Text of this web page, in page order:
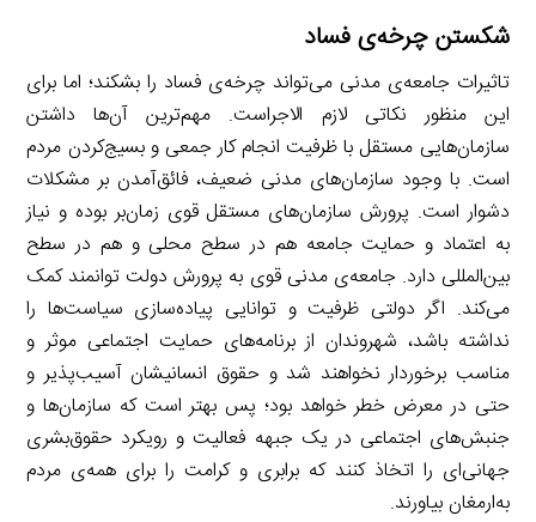
شکستن چرخه‌ی فساد
تاثیرات جامعه‌ی مدنی می‌تواند چرخه‌ی فساد را بشکند؛ اما برای
این منظور نکاتی لازم الاجراست. مهم‌ترین آن‌ها داشتن
سازمان‌هایی مستقل با ظرفیت انجام کار جمعی و بسیج‌کردن مردم
است. با وجود سازمان‌های مدنی ضعیف، فائق‌آمدن بر مشکلات
دشوار است. پرورش سازمان‌های مستقل قوی زمان‌بر بوده و نیاز
به اعتماد و حمایت جامعه هم در سطح محلی و هم در سطح
بین‌المللی دارد. جامعه‌ی مدنی قوی به پرورش دولت توانمند کمک
می‌کند. اگر دولتی ظرفیت و توانایی پیاده‌سازی سیاست‌ها را
نداشته باشد، شهروندان از برنامه‌های حمایت اجتماعی موثر و
مناسب برخوردار نخواهند شد و حقوق انسانیشان آسیب‌پذیر و
حتی در معرض خطر خواهد بود؛ پس بهتر است که سازمان‌ها و
جنبش‌های اجتماعی در یک جبهه فعالیت و رویکرد حقوق‌بشری
جهانی‌ای را اتخاذ کنند که برابری و کرامت را برای همه‌ی مردم
به‌ارمغان بیاورند.